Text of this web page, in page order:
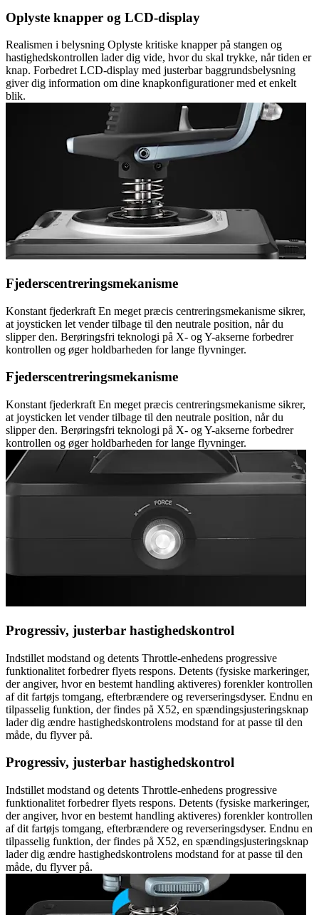
Oplyste knapper og LCD-display
Realismen i belysning Oplyste kritiske knapper på stangen og
hastighedskontrollen lader dig vide, hvor du skal trykke, når tiden er
knap. Forbedret LCD-display med justerbar baggrundsbelysning
giver dig information om dine knapkonfigurationer med et enkelt
blik.
Fjederscentreringsmekanisme
Konstant fjederkraft En meget præcis centreringsmekanisme sikrer,
at joysticken let vender tilbage til den neutrale position, når du
slipper den. Berøringsfri teknologi på X- og Y-akserne forbedrer
kontrollen og øger holdbarheden for lange flyvninger.
Fjederscentreringsmekanisme
Konstant fjederkraft En meget præcis centreringsmekanisme sikrer,
at joysticken let vender tilbage til den neutrale position, når du
slipper den. Berøringsfri teknologi på X- og Y-akserne forbedrer
kontrollen og øger holdbarheden for lange flyvninger.
Progressiv, justerbar hastighedskontrol
Indstillet modstand og detents Throttle-enhedens progressive
funktionalitet forbedrer flyets respons. Detents (fysiske markeringer,
der angiver, hvor en bestemt handling aktiveres) forenkler kontrollen
af dit fartøjs tomgang, efterbrændere og reverseringsdyser. Endnu en
tilpasselig funktion, der findes på X52, en spændingsjusteringsknap
lader dig ændre hastighedskontrolens modstand for at passe til den
måde, du flyver på.
Progressiv, justerbar hastighedskontrol
Indstillet modstand og detents Throttle-enhedens progressive
funktionalitet forbedrer flyets respons. Detents (fysiske markeringer,
der angiver, hvor en bestemt handling aktiveres) forenkler kontrollen
af dit fartøjs tomgang, efterbrændere og reverseringsdyser. Endnu en
tilpasselig funktion, der findes på X52, en spændingsjusteringsknap
lader dig ændre hastighedskontrolens modstand for at passe til den
måde, du flyver på.